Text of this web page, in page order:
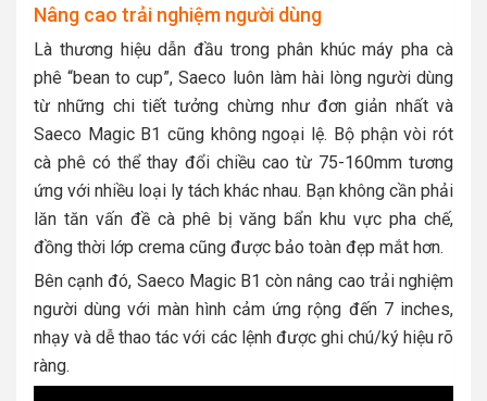
Nâng cao trải nghiệm người dùng
Là thương hiệu dẫn đầu trong phân khúc máy pha cà
phê “bean to cup”, Saeco luôn làm hài lòng người dùng
từ những chi tiết tưởng chừng như đơn giản nhất và
Saeco Magic B1 cũng không ngoại lệ. Bộ phận vòi rót
cà phê có thể thay đổi chiều cao từ 75-160mm tương
ứng với nhiều loại ly tách khác nhau. Bạn không cần phải
lăn tăn vấn đề cà phê bị văng bẩn khu vực pha chế,
đồng thời lớp crema cũng được bảo toàn đẹp mắt hơn.
Bên cạnh đó, Saeco Magic B1 còn nâng cao trải nghiệm
người dùng với màn hình cảm ứng rộng đến 7 inches,
nhạy và dễ thao tác với các lệnh được ghi chú/ký hiệu rõ
ràng.